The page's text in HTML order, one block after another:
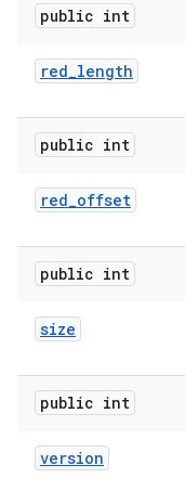
public int
red_length
public int
red_offset
public int
size
public int
version